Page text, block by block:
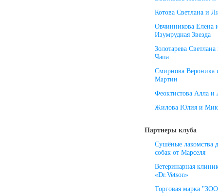
Котова Светлана и
Овчинникова Елена
Изумрудная Звезда
Золотарева
Чапа
Смирнова Вероника
Мартин
Феоктистова Алла и
Жилова Юлия и
Партнеры клуба
Сушёные лакомства
собак от Марселя
Ветеринарная
«Dr.Vetson»
Торговая марка